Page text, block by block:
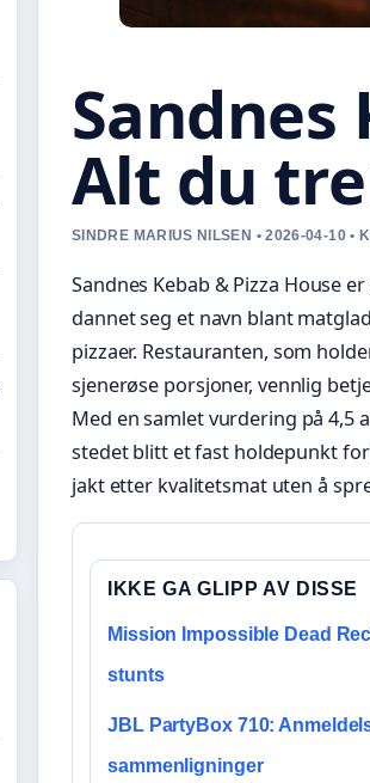
Sandnes
Alt du
SINDRE MARIUS NILSEN • 2026-04-10 •
Sandnes Kebab & Pizza House
dannet seg et navn blant
pizzaer. Restauranten, som
sjenerøse porsjoner, vennlig
Med en samlet vurdering på 4,5
stedet blitt et fast holdepunkt
jakt etter kvalitetsmat uten å
IKKE GA GLIPP AV DISSE
Mission Impossible Dead
stunts
JBL PartyBox 710:
sammenligninger